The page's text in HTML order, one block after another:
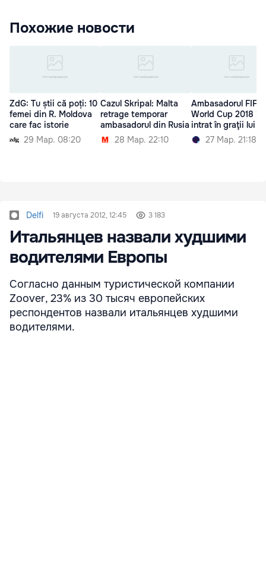
Похожие новости
ZdG: Tu știi că poți: 10
femei din R. Moldova
care fac istorie
29 Мар. 08:20
Cazul Skripal: Malta
retrage temporar
ambasadorul din Rusia
28 Мар. 22:10
Ambasadorul FIFA
World Cup 2018 i-
intrat în graţii lui
27 Мар. 21:18
Delfi 19 августа 2012, 12:45 3 183
Итальянцев назвали худшими
водителями Европы
Согласно данным туристической компании
Zoover, 23% из 30 тысяч европейских
респондентов назвали итальянцев худшими
водителями.